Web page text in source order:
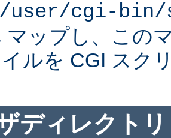
user/cgi-
マップし、この
ルを CGI スク
ディレクトリ